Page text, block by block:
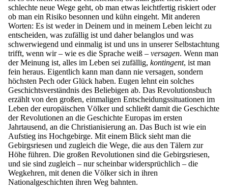
schlechte neue Wege geht, ob man etwas leichtfertig riskiert oder
ob man ein Risiko besonnen und kühn eingeht. Mit anderen
Worten: Es ist weder in Deinem und in meinem Leben leicht zu
entscheiden, was zufällig ist und daher belanglos und was
schwerwiegend und einmalig ist und uns in unserer Selbstachtung
trifft, wenn wir – wie es die Sprache weiß – versagen. Wenn man
der Meinung ist, alles im Leben sei zufällig, kontingent, ist man
fein heraus. Eigentlich kann man dann nie versagen, sondern
höchsten Pech oder Glück haben. Eugen lehnt ein solches
Geschichtsverständnis des Beliebigen ab. Das Revolutionsbuch
erzählt von den großen, einmaligen Entscheidungssituationen im
Leben der europäischen Völker und schließt damit die Geschichte
der Revolutionen an die Geschichte Europas im ersten
Jahrtausend, an die Christianisierung an. Das Buch ist wie ein
Aufstieg ins Hochgebirge. Mit einem Blick sieht man die
Gebirgsriesen und zugleich die Wege, die aus den Tälern zur
Höhe führen. Die großen Revolutionen sind die Gebirgsriesen,
und sie sind zugleich – nur scheinbar widersprüchlich – die
Wegkehren, mit denen die Völker sich in ihren
Nationalgeschichten ihren Weg bahnten.